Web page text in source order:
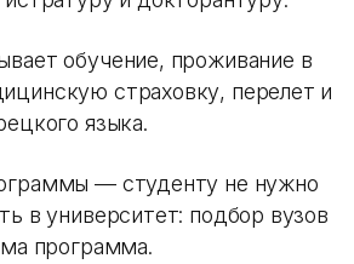
обучение, проживание в
страховку, перелет и
языка.
— студенту не нужно
в университет: подбор вузов
программа.